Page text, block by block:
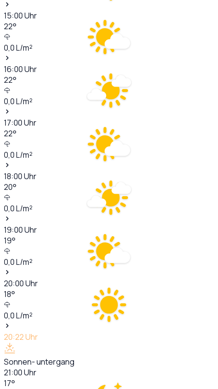
15:00Uhr
22°
0,0L/m²
16:00Uhr
22°
0,0L/m²
17:00Uhr
22°
0,0L/m²
18:00Uhr
20°
0,0L/m²
19:00Uhr
19°
0,0L/m²
20:00Uhr
18°
0,0L/m²
20:22Uhr
Sonnen- untergang
21:00Uhr
17°